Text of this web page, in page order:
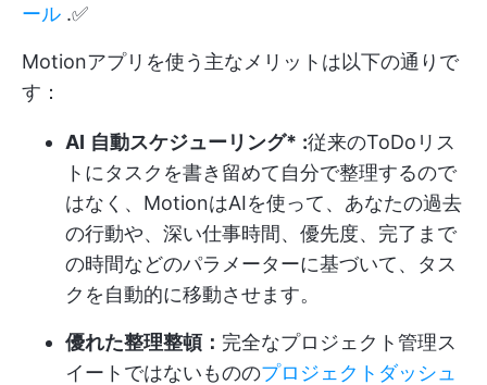
ール .✅
Motionアプリを使う主なメリットは以下の通りで
す：
AI 自動スケジューリング* :従来のToDoリス
トにタスクを書き留めて自分で整理するので
はなく、MotionはAIを使って、あなたの過去
の行動や、深い仕事時間、優先度、完了まで
の時間などのパラメーターに基づいて、タス
クを自動的に移動させます。
優れた整理整頓： 完全なプロジェクト管理ス
イートではないもののプロジェクトダッシュ